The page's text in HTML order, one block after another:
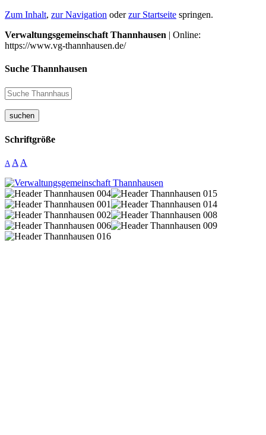
Zum Inhalt, zur Navigation oderzur Startseite springen.
Verwaltungsgemeinschaft Thannhausen | Online:
https://www.vg-thannhausen.de/
Suche Thannhausen
suchen
Schriftgröße
A A A